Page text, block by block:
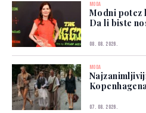
MODA
Modni potez
Da li biste
08. 08. 2026.
MODA
07. 08. 2026.